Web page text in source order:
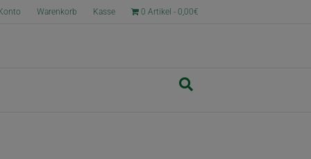
Warenkorb Kasse 0 Artikel 0,00€